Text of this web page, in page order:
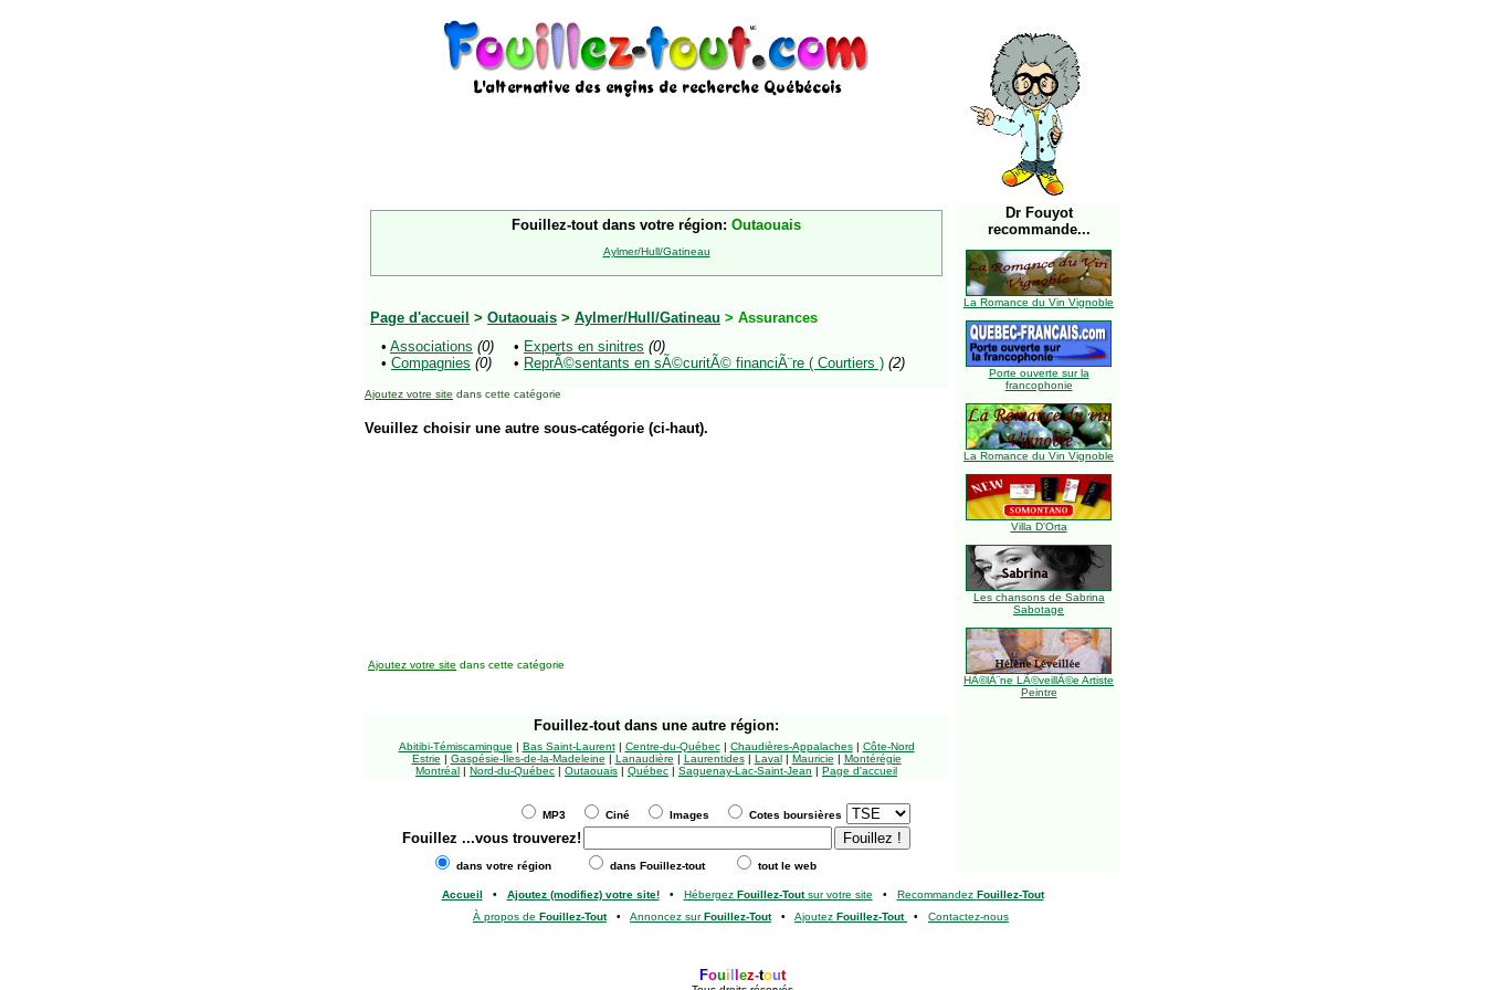
Fouillez-tout dans votre région: Outaouais
Aylmer/Hull/Gatineau
Page d'accueil > Outaouais > Aylmer/Hull/Gatineau > Assurances
• Associations (0)
• Compagnies (0)
• Experts en sinitres (0)
• ReprÃ©sentants en sÃ©curitÃ© financiÃ¨re ( Courtiers ) (2)
Ajoutez votre site dans cette catégorie
Veuillez choisir une autre sous-catégorie (ci-haut).
Dr Fouyot
recommande...
La Romance du Vin Vignoble
Porte ouverte sur la
francophonie
La Romance du Vin Vignoble
Villa D'Orta
Les chansons de Sabrina
Sabotage
HÃ©lÃ¨ne LÃ©veillÃ©e Artiste
Peintre
Ajoutez votre site dans cette catégorie
Fouillez-tout dans une autre région:
Abitibi-Témiscamingue | Bas Saint-Laurent| Centre-du-Québec| Chaudières-Appalaches| Côte-Nord
Estrie | Gaspésie-Îles-de-la-Madeleine | Lanaudière | Laurentides| Laval| Mauricie | Montérégie
Montréal | Nord-du-Québec | Outaouais | Québec | Saguenay-Lac-Saint-Jean | Page d'accueil
MP3 Ciné Images Cotes boursières
Fouillez ...vous trouverez!
dans votre région dans Fouillez-tout tout le web
Accueil • Ajoutez (modifiez) votre site!• Hébergez Fouillez-Toutsur votre site • Recommandez Fouillez-Tout
À propos de Fouillez-Tout• Annoncez surFouillez-Tout• Ajoutez Fouillez-Tout • Contactez-nous
Foui ez-tout